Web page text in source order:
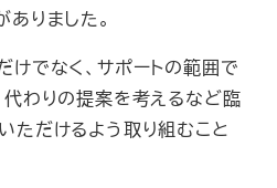
りました。
でなく、サポートの範囲で
わりの提案を考えるなど臨
ただけるよう取り組むこと